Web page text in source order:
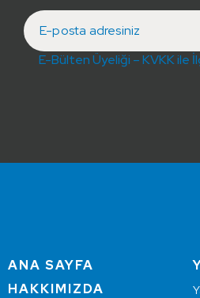
E-Bülten Üyeliği – KVKK ile
ANA SAYFA
HAKKIMIZDA